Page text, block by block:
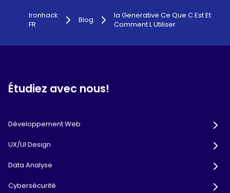
Ironhack
FR
Blog
Ia Generative Ce Que C Est Et
Comment L Utiliser
Étudiez avec nous!
Développement Web
UX/UI Design
Data Analyse
Cybersécurité